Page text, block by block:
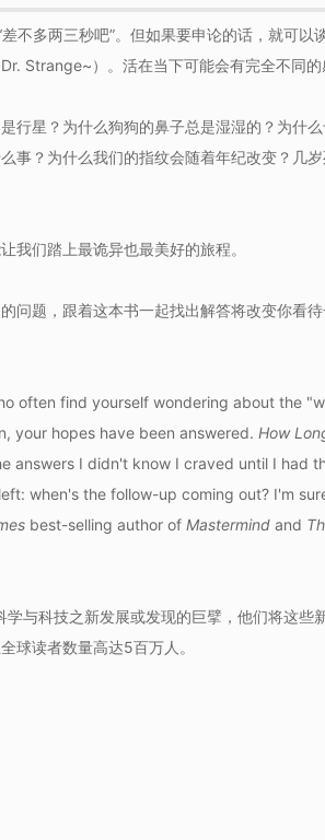
不多两三秒吧”。但如果要申论的话，就可以
Strange~）。活在当下可能会有完全不同的
行星？为什么狗狗的鼻子总是湿湿的？为什
事？为什么我们的指纹会随着年纪改变？几
我们踏上最诡异也最美好的旅程。
问题，跟着这本书一起找出解答将改变你看待
often find yourself wondering about the
your hopes have been answered. How
answers I didn't know I craved until I had
when's the follow-up coming out? I'm
best-selling author of Mastermind and
与科技之新发展或发现的巨擘，他们将这些
球读者数量高达5百万人。